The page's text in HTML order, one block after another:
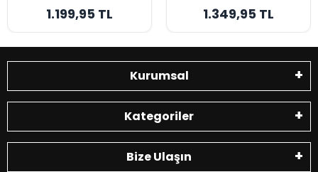
Bataryası - Yüksek
Kapasite
1.199,95 TL
Bataryası -
Maksimum Kapasite
1.349,95 TL
Kurumsal
Kategoriler
Bize Ulaşın